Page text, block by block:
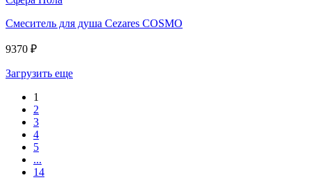
Смеситель для душа Cezares COSMO
9370 ₽
Загрузить еще
1
2
3
4
5
...
14